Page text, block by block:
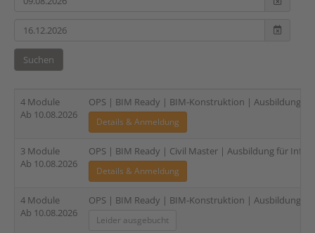
Suchen
4 Module
Ab 10.08.2026
OPS | BIM Ready | BIM-Konstruktion | Ausbildung
Details & Anmeldung
3 Module
Ab 10.08.2026
OPS | BIM Ready | Civil Master | Ausbildung für
Details & Anmeldung
4 Module
Ab 10.08.2026
OPS | BIM Ready | BIM-Konstruktion | Ausbildung
Leider ausgebucht